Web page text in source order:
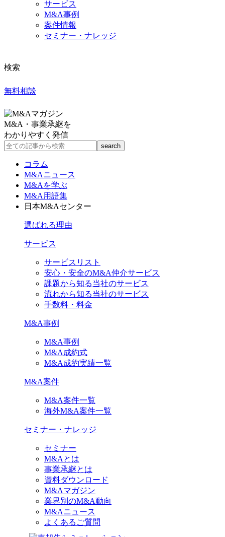
サービス
M&A事例
案件情報
セミナー・ナレッジ
検索
無料相談
M&A・事業承継を
わかりやすく発信
コラム
M&Aニュース
M&Aを学ぶ
M&A用語集
日本M&Aセンター
選ばれる理由
サービス
サービスリスト
安心・安全のM&A仲介サービス
課題から知る当社のサービス
流れから知る当社のサービス
手数料・料金
M&A事例
M&A事例
M&A成約式
M&A成約実績一覧
M&A案件
M&A案件一覧
海外M&A案件一覧
セミナー・ナレッジ
セミナー
M&Aとは
事業承継とは
資料ダウンロード
M&Aマガジン
業界別のM&A動向
M&Aニュース
よくあるご質問